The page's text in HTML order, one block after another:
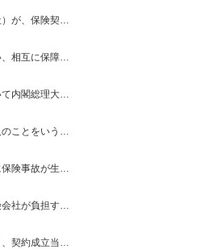
）が、保険契…
、相互に保障…
て内閣総理大…
のことをいう…
保険事故が生…
会社が負担す…
、契約成立当…